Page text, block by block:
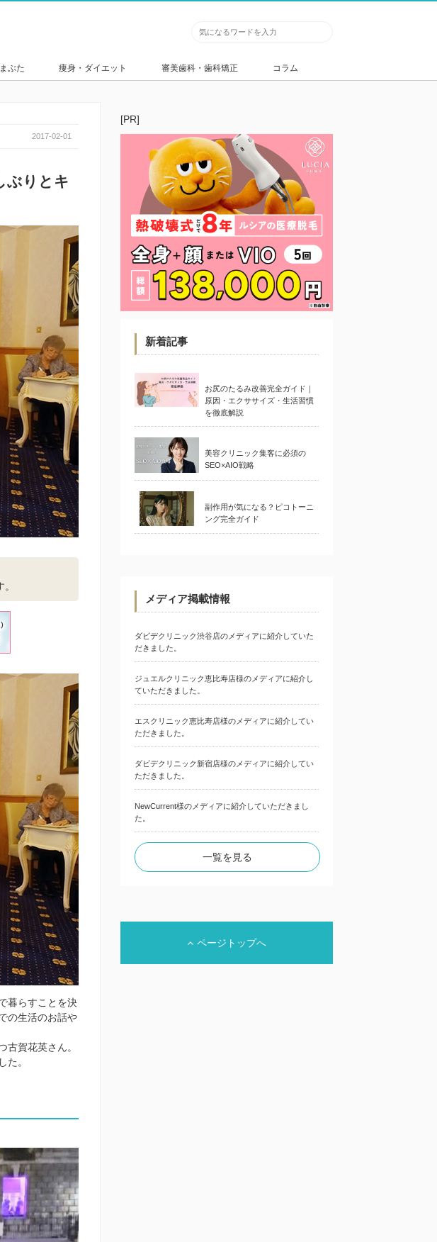
ぶた 痩身・ダイエット 審美歯科・歯科矯正 コラム
2017-02-01
ぶりとキ
暮らすことを決
の生活のお話や
賀花英さん。
た。
[PR]
新着記事
お尻のたるみ改善完全ガイド｜
原因・エクササイズ・生活習慣
を徹底解説
美容クリニック集客に必須の
SEO×AIO戦略
副作用が気になる？ピコトーニ
ング完全ガイド
メディア掲載情報
ダビデクリニック渋谷店のメディアに紹介していた
だきました。
ジュエルクリニック恵比寿店様のメディアに紹介し
ていただきました。
エスクリニック恵比寿店様のメディアに紹介してい
ただきました。
ダビデクリニック新宿店様のメディアに紹介してい
ただきました。
NewCurrent様のメディアに紹介していただきまし
た。
一覧を見る
ページトップへ